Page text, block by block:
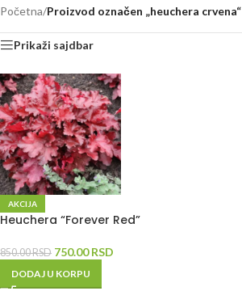
Početna/Proizvod označen „heuchera crvena“
Prikaži sajdbar
AKCIJA
Heuchera “Forever Red”
850.00RSD 750.00RSD
DODAJ U KORPU